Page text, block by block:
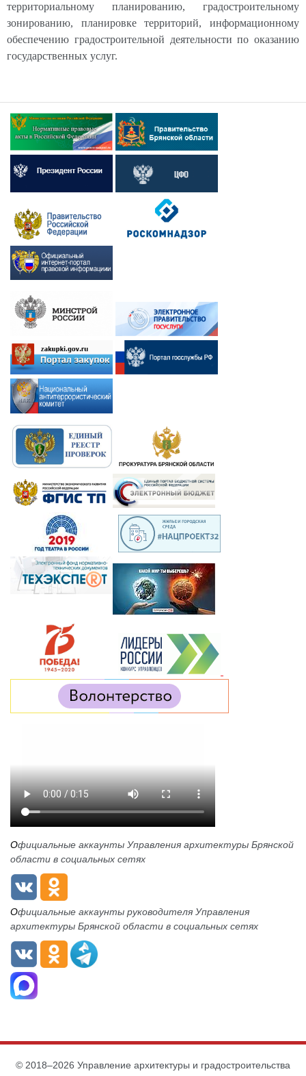
территориальному планированию, градостроительному
зонированию, планировке территорий, информационному
обеспечению градостроительной деятельности по оказанию
государственных услуг.
Официальные аккаунты Управления архитектуры Брянской
области в социальных сетях
Официальные аккаунты руководителя Управления
архитектуры Брянской области в социальных сетях
© 2018–2026 Управление архитектуры и градостроительства